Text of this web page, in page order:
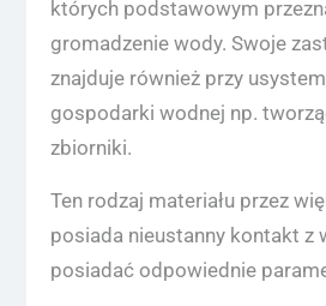
których podstawowym
gromadzenie wody. Swoje
znajduje również przy
gospodarki wodnej np.
zbiorniki.
Ten rodzaj materiału przez
posiada nieustanny kontakt z
posiadać odpowiednie